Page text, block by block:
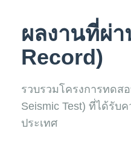
ผลงานที่ผ่
Record)
รวบรวมโครงการทดส
Seismic Test) ที่ได้รับ
ประเทศ